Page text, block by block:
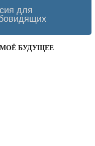
для
БУДУЩЕЕ